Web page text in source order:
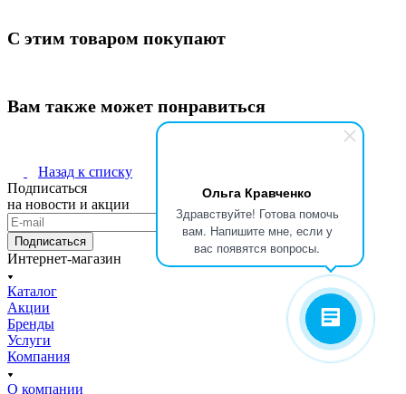
Ольга Кравченко
Здравствуйте! Готова помочь
вам. Напишите мне, если у
вас появятся вопросы.
С этим товаром покупают
Вам также может понравиться
Назад к списку
Подписаться
на новости и акции
Подписаться
Интернет-магазин
Каталог
Акции
Бренды
Услуги
Компания
О компании